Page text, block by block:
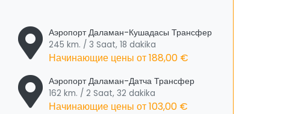
Аэропорт Даламан-Кушадасы Трансфер
245 km. / 3 Saat, 18 dakika
Начинающие цены от188,00 €
Аэропорт Даламан-Датча Трансфер
162 km. / 2 Saat, 32 dakika
Начинающие цены от103,00 €